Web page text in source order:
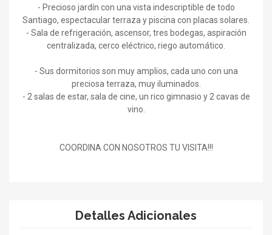
- Precioso jardín con una vista indescriptible de todo
Santiago, espectacular terraza y piscina con placas solares.
- Sala de refrigeración, ascensor, tres bodegas, aspiración
centralizada, cerco eléctrico, riego automático.
- Sus dormitorios son muy amplios, cada uno con una
preciosa terraza, muy iluminados.
- 2 salas de estar, sala de cine, un rico gimnasio y 2 cavas de
vino.
COORDINA CON NOSOTROS TU VISITA!!!
Detalles Adicionales